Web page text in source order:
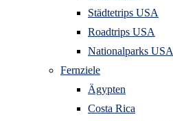
Städtetrips USA
Roadtrips USA
Nationalparks USA
Fernziele
Ägypten
Costa Rica